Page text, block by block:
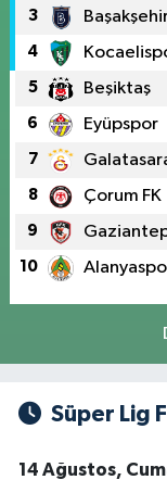
3
4
5 Beşiktaş
6 Eyüpspor
7
8 Çorum FK
9
10
Süper Lig
14 Ağustos,